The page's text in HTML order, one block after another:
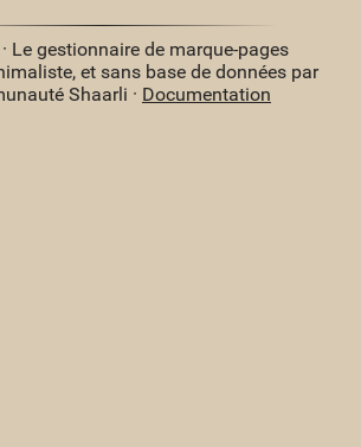
Le gestionnaire de marque-pages
et sans base de données par
Shaarli · Documentation